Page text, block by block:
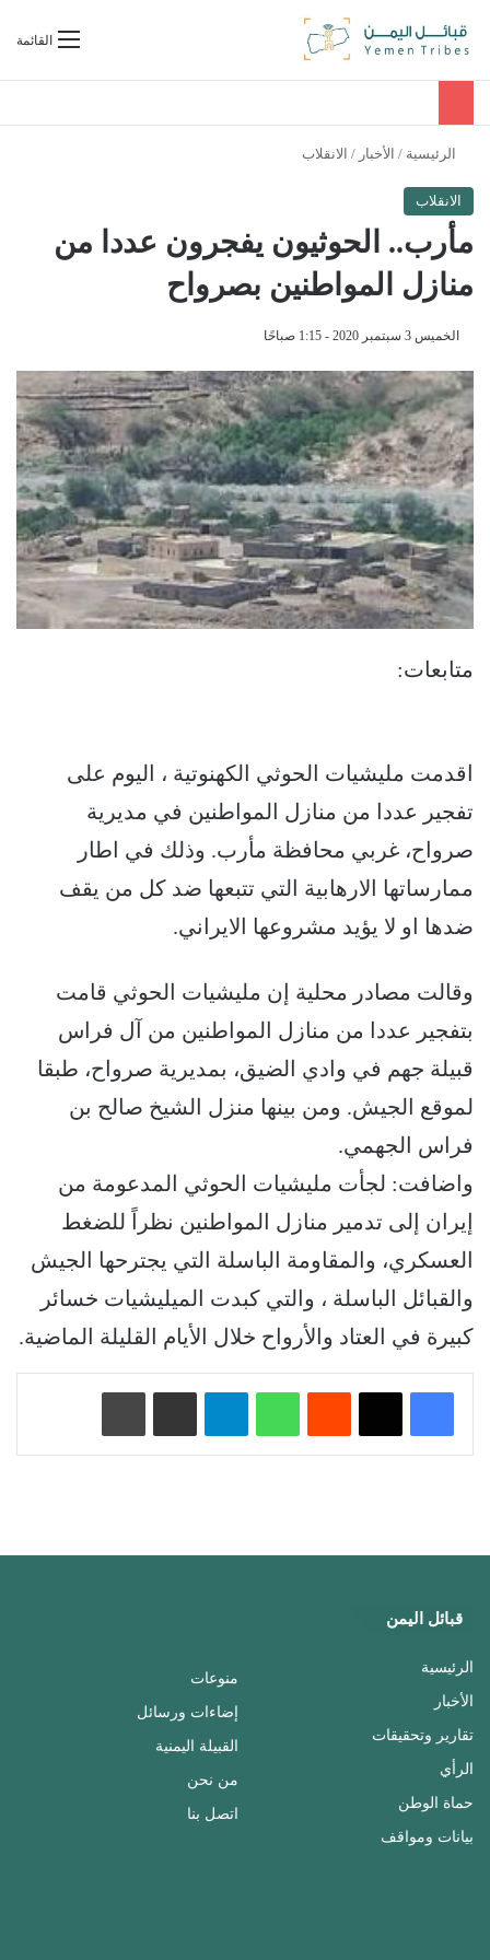
القائمةبحث عن
الرئيسية / الأخبار / الانقلاب
الانقلاب
مأرب.. الحوثيون يفجرون عددا من
منازل المواطنين بصرواح
الخميس 3 سبتمبر 2020 - 1:15 صباحًا
متابعات:
اقدمت مليشيات الحوثي الكهنوتية ، اليوم على
تفجير عددا من منازل المواطنين في مديرية
صرواح، غربي محافظة مأرب. وذلك في اطار
ممارساتها الارهابية التي تتبعها ضد كل من يقف
ضدها او لا يؤيد مشروعها الايراني.
وقالت مصادر محلية إن مليشيات الحوثي قامت
بتفجير عددا من منازل المواطنين من آل فراس
قبيلة جهم في وادي الضيق، بمديرية صرواح، طبقا
لموقع الجيش. ومن بينها منزل الشيخ صالح بن
فراس الجهمي.
واضافت: لجأت مليشيات الحوثي المدعومة من
إيران إلى تدمير منازل المواطنين نظراً للضغط
العسكري، والمقاومة الباسلة التي يجترحها الجيش
والقبائل الباسلة ، والتي كبدت الميليشيات خسائر
كبيرة في العتاد والأرواح خلال الأيام القليلة الماضية.
واتساب تيلقرام
قبائل اليمن
الرئيسية
الأخبار
تقارير وتحقيقات
الرأي
حماة الوطن
بيانات ومواقف
منوعات
إضاءات ورسائل
القبيلة اليمنية
من نحن
اتصل بنا